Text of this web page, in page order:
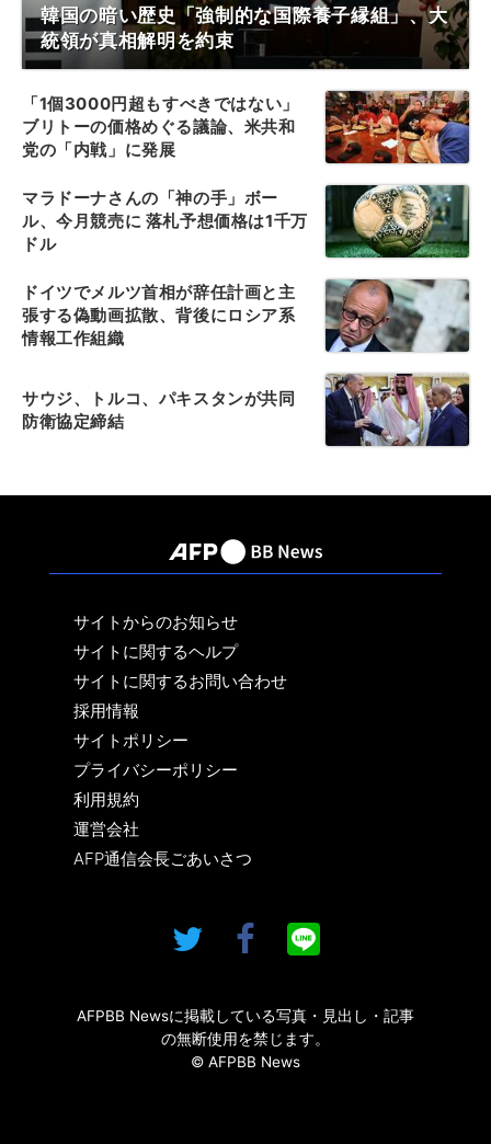
韓国の暗い歴史「強制的な国際養子縁組」、大
統領が真相解明を約束
「1個3000円超もすべきではない」
ブリトーの価格めぐる議論、米共和
党の「内戦」に発展
マラドーナさんの「神の手」ボー
ル、今月競売に 落札予想価格は1千万
ドル
ドイツでメルツ首相が辞任計画と主
張する偽動画拡散、背後にロシア系
情報工作組織
サウジ、トルコ、パキスタンが共同
防衛協定締結
サイトからのお知らせ
サイトに関するヘルプ
サイトに関するお問い合わせ
採用情報
サイトポリシー
プライバシーポリシー
利用規約
運営会社
AFP通信会長ごあいさつ
AFPBB Newsに掲載している写真・見出し・記事
の無断使用を禁じます。
© AFPBB News